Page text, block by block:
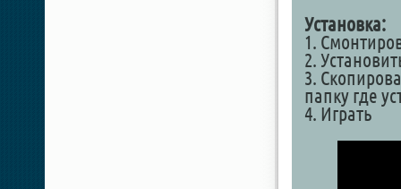
Установка:
1.
2.
3.
папку где
4. Играть